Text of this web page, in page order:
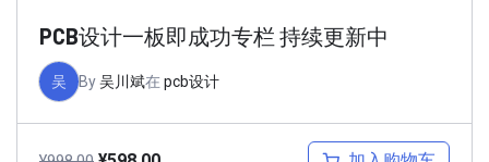
PCB设计一板即成功专栏 持续更新中
吴 By吴川斌在 pcb设计